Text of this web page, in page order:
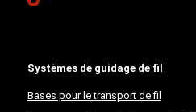
Systèmes de guidage de fil
Bases pour le transport de fil